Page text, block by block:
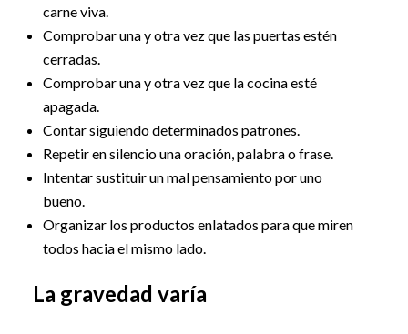
carne viva.
Comprobar una y otra vez que las puertas estén
cerradas.
Comprobar una y otra vez que la cocina esté
apagada.
Contar siguiendo determinados patrones.
Repetir en silencio una oración, palabra o frase.
Intentar sustituir un mal pensamiento por uno
bueno.
Organizar los productos enlatados para que miren
todos hacia el mismo lado.
La gravedad varía